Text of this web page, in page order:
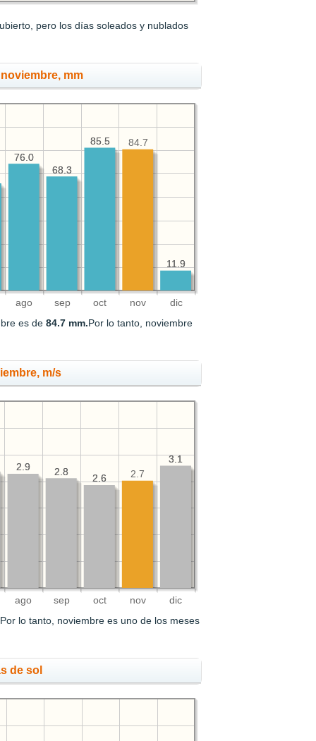
pero los días soleados y nublados
mm
ago sep oct nov dic
11.9
85.5
68.3
76.0
11.9
84.7
85.5
68.3
76.0
es de84.7 mm.Por lo tanto, noviembre
m/s
ago sep oct nov dic
3.1
2.6
2.8
2.9
3.1
2.7
2.6
2.8
2.9
Por lo tanto, noviembre es uno de los meses
de sol